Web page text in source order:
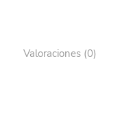
Valoraciones (0)